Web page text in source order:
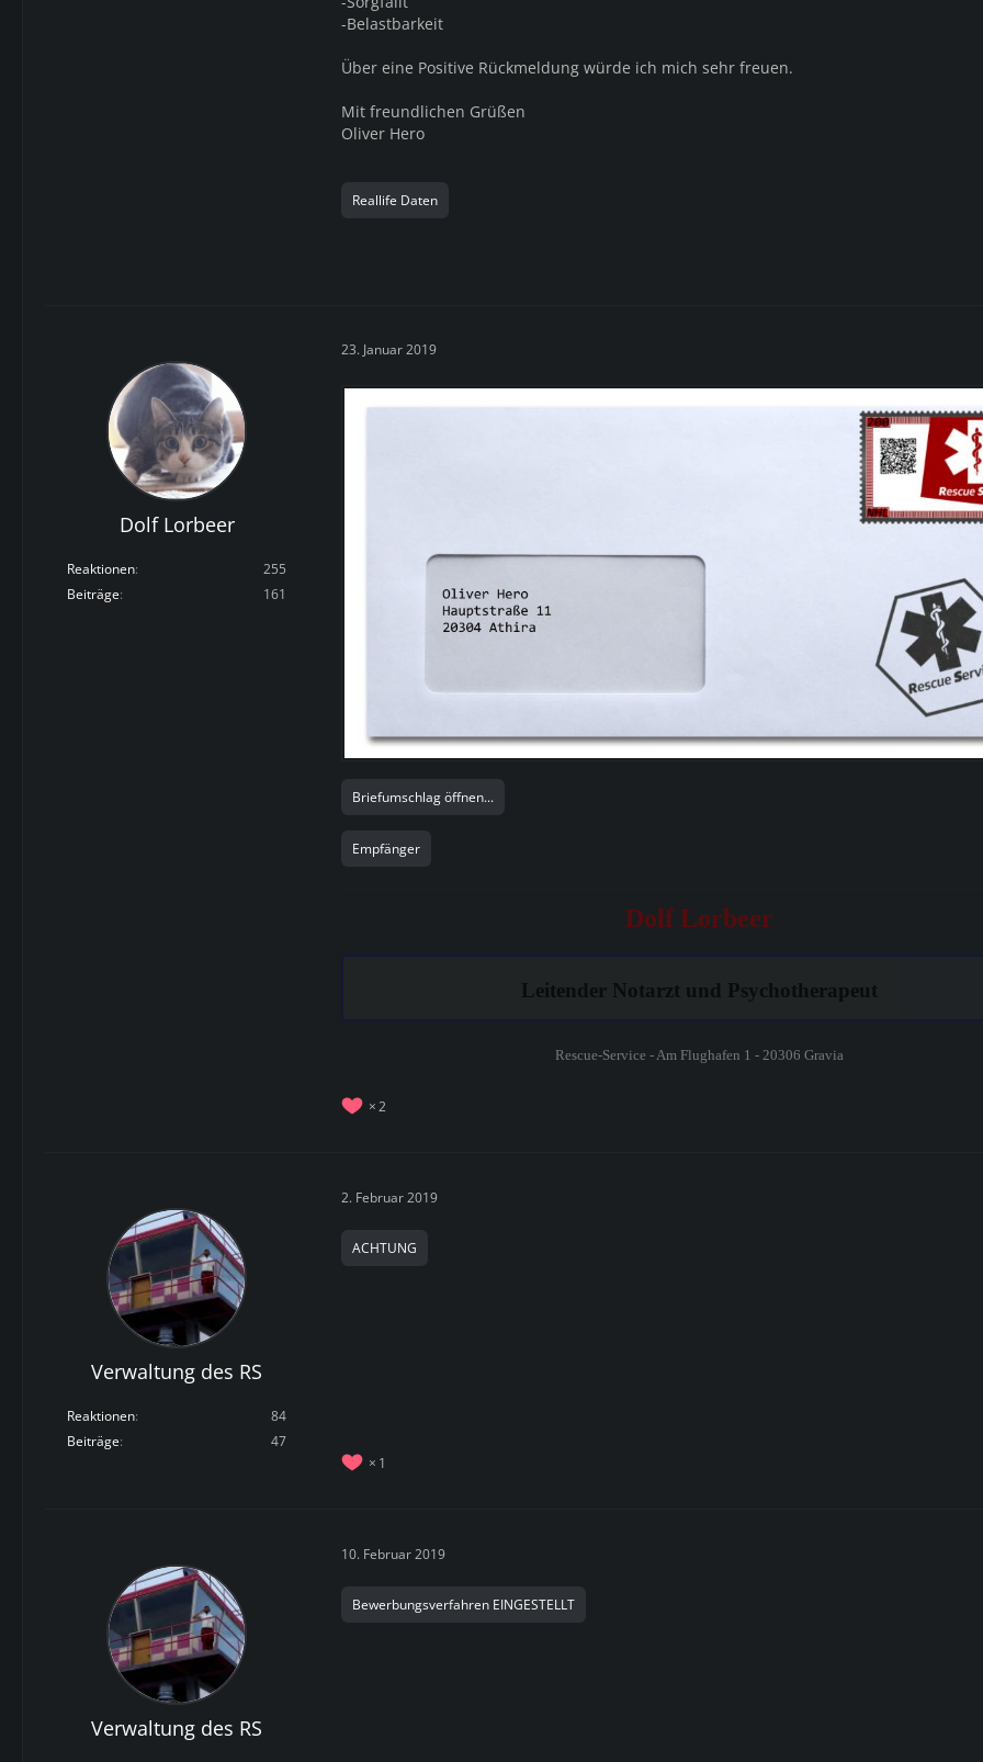
-Belastbarkeit
Über eine Positive Rückmeldung würde ich mich sehr freuen.
Mit freundlichen Grüßen
Oliver Hero
Reallife Daten
Dolf Lorbeer
Reaktionen
255
Beiträge
161
23. Januar 2019
Briefumschlag öffnen...
Empfänger
Dolf Lorbeer
Leitender Notarzt und Psychotherapeut
Rescue-Service - Am Flughafen 1 - 20306 Gravia
2
Verwaltung des RS
Reaktionen
84
Beiträge
47
2. Februar 2019
ACHTUNG
1
Verwaltung des RS
10. Februar 2019
Bewerbungsverfahren EINGESTELLT